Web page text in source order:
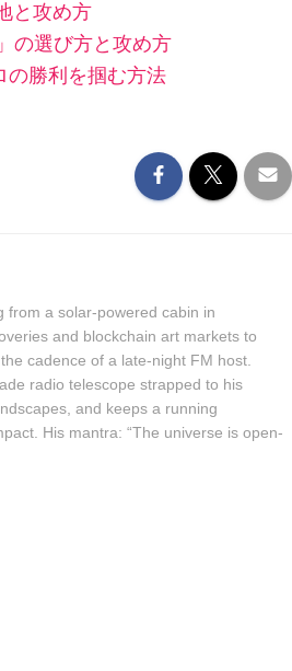
と攻め方
の選び方と攻め方
の勝利を掴む方法
from a solar-powered cabin in
and blockchain art markets to
cadence of a late-night FM host.
radio telescope strapped to his
and keeps a running
His mantra: “The universe is open-